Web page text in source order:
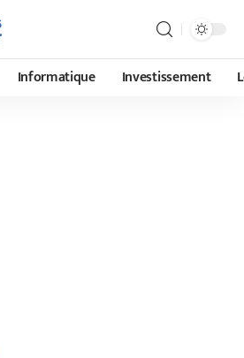
Informatique Investissement